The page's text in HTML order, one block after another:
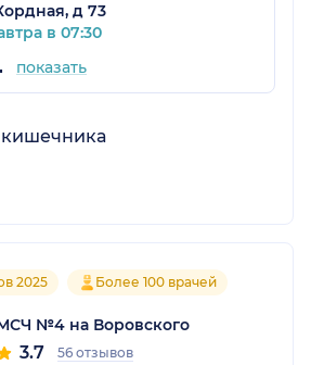
д 73
в 07:30
73 показать
2025 Более 100 врачей
№4 на Воровского
3.7 56 отзывов